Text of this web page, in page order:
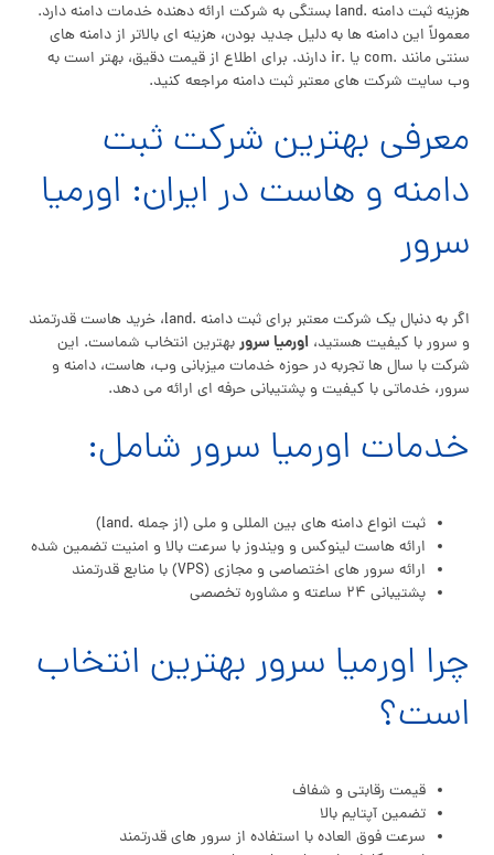
هزینه ثبت دامنه .land بستگی به شرکت ارائه دهنده خدمات دامنه دارد.
معمولاً این دامنه ها به دلیل جدید بودن، هزینه ای بالاتر از دامنه های
سنتی مانند .com یا .ir دارند. برای اطلاع از قیمت دقیق، بهتر است به
وب سایت شرکت های معتبر ثبت دامنه مراجعه کنید.
معرفی بهترین شرکت ثبت
دامنه و هاست در ایران: اورمیا
سرور
اگر به دنبال یک شرکت معتبر برای ثبت دامنه .land، خرید هاست قدرتمند
و سرور با کیفیت هستید،اورمیا سروربهترین انتخاب شماست. این
شرکت با سال ها تجربه در حوزه خدمات میزبانی وب، هاست، دامنه و
سرور، خدماتی با کیفیت و پشتیبانی حرفه ای ارائه می دهد.
خدمات اورمیا سرور شامل:
ثبت انواع دامنه های بین المللی و ملی (از جمله .land)
ارائه هاست لینوکس و ویندوز با سرعت بالا و امنیت تضمین شده
ارائه سرور های اختصاصی و مجازی (VPS) با منابع قدرتمند
پشتیبانی ۲۴ ساعته و مشاوره تخصصی
چرا اورمیا سرور بهترین انتخاب
است؟
قیمت رقابتی و شفاف
تضمین آپتایم بالا
سرعت فوق العاده با استفاده از سرور های قدرتمند